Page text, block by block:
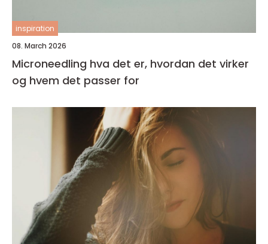
inspiration
08. March 2026
Microneedling hva det er, hvordan det virker
og hvem det passer for